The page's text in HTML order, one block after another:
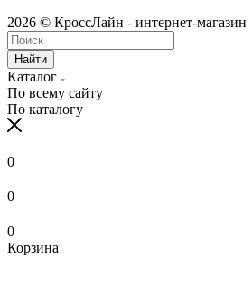
2026 © КроссЛайн - интернет-магазин
Найти
Каталог
По всему сайту
По каталогу
0
0
0
Корзина